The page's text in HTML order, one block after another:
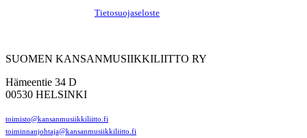
Tietosuojaseloste
SUOMEN KANSANMUSIIKKILIITTO RY
Hämeentie 34 D
00530 HELSINKI
toimisto@kansanmusiikkiliitto.fi
toiminnanjohtaja@kansanmusiikkiliitto.fi